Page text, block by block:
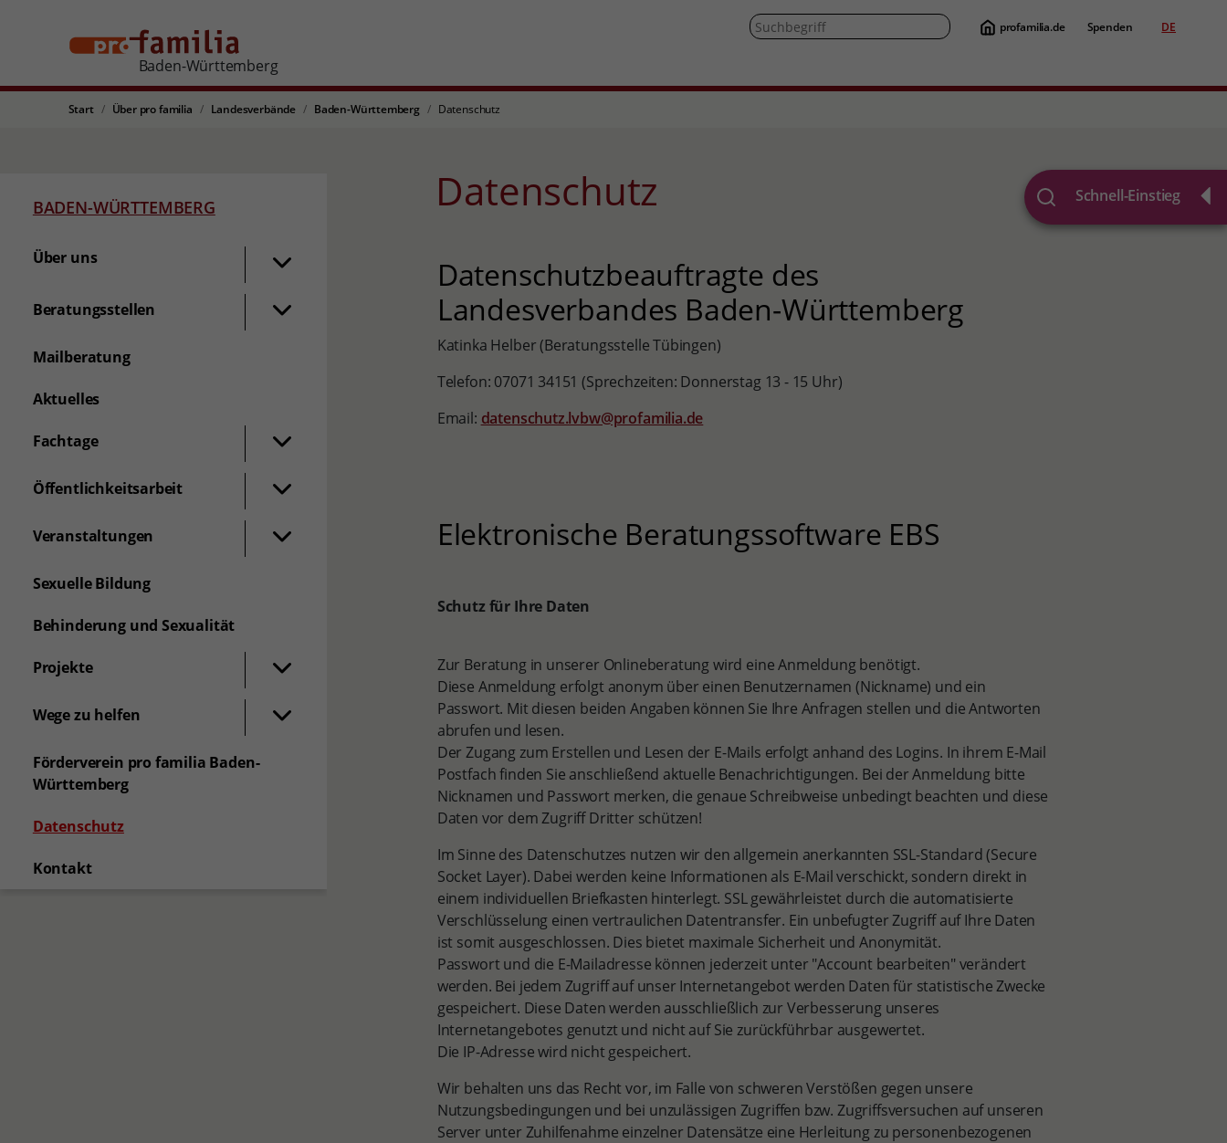
Baden-Württemberg
profamilia.de Spenden DE
Start Über pro familia Landesverbände Baden-Württemberg Datenschutz
Schnell-Einstieg
BADEN-WÜRTTEMBERG
Über uns
Beratungsstellen
Mailberatung
Aktuelles
Fachtage
Öffentlichkeitsarbeit
Veranstaltungen
Sexuelle Bildung
Behinderung und Sexualität
Projekte
Wege zu helfen
Förderverein pro familia Baden-
Württemberg
Datenschutz(aktuelle Seite)
Kontakt
Datenschutz
Datenschutzbeauftragte des
Landesverbandes Baden-Württemberg
Katinka Helber (Beratungsstelle Tübingen)
Telefon: 07071 34151 (Sprechzeiten: Donnerstag 13 - 15 Uhr)
Email: datenschutz.lvbw@profamilia.de
Elektronische Beratungssoftware EBS
Schutz für Ihre Daten
Zur Beratung in unserer Onlineberatung wird eine Anmeldung benötigt.
Diese Anmeldung erfolgt anonym über einen Benutzernamen (Nickname) und ein
Passwort. Mit diesen beiden Angaben können Sie Ihre Anfragen stellen und die Antworten
abrufen und lesen.
Der Zugang zum Erstellen und Lesen der E-Mails erfolgt anhand des Logins. In ihrem E-Mail
Postfach finden Sie anschließend aktuelle Benachrichtigungen. Bei der Anmeldung bitte
Nicknamen und Passwort merken, die genaue Schreibweise unbedingt beachten und diese
Daten vor dem Zugriff Dritter schützen!
Im Sinne des Datenschutzes nutzen wir den allgemein anerkannten SSL-Standard (Secure
Socket Layer). Dabei werden keine Informationen als E-Mail verschickt, sondern direkt in
einem individuellen Briefkasten hinterlegt. SSL gewährleistet durch die automatisierte
Verschlüsselung einen vertraulichen Datentransfer. Ein unbefugter Zugriff auf Ihre Daten
ist somit ausgeschlossen. Dies bietet maximale Sicherheit und Anonymität.
Passwort und die E-Mailadresse können jederzeit unter "Account bearbeiten" verändert
werden. Bei jedem Zugriff auf unser Internetangebot werden Daten für statistische Zwecke
gespeichert. Diese Daten werden ausschließlich zur Verbesserung unseres
Internetangebotes genutzt und nicht auf Sie zurückführbar ausgewertet.
Die IP-Adresse wird nicht gespeichert.
Wir behalten uns das Recht vor, im Falle von schweren Verstößen gegen unsere
Nutzungsbedingungen und bei unzulässigen Zugriffen bzw. Zugriffsversuchen auf unseren
Server unter Zuhilfenahme einzelner Datensätze eine Herleitung zu personenbezogenen